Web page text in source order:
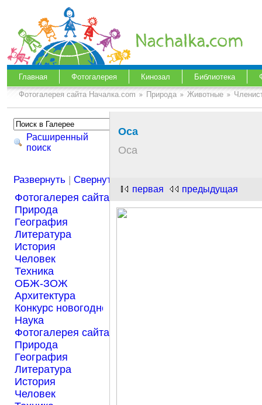
Главная Фотогалерея Кинозал Библиотека
Фотогалерея сайта Началка.com Природа Животные
Расширенный
поиск
Развернуть |Свернуть
Фотогалерея сайта Началка.com
Природа
География
Литература
История
Человек
Техника
ОБЖ-ЗОЖ
Архитектура
Конкурс новогодней открытки "Нарисуем Новый
Наука
Фотогалерея сайта Началка.com
Природа
География
Литература
История
Человек
Оса
Оса
первая предыдущая